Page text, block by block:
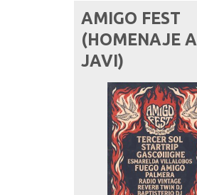
AMIGO FEST
(HOMENAJE A
JAVI)